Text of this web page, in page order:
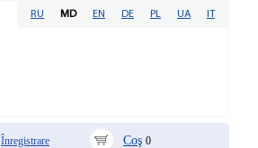
RU MD EN DE PL UA IT
Înregistrare Coş 0